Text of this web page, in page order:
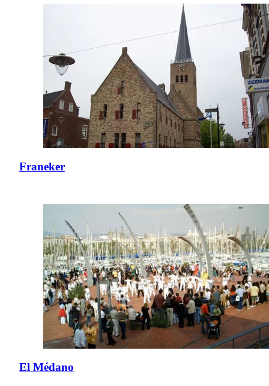
Franeker
El Médano